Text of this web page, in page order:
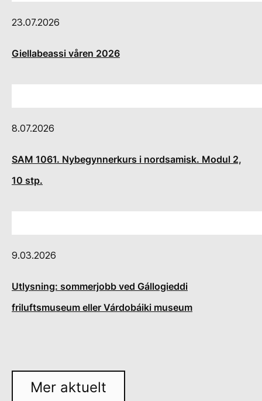
23.07.2026
Giellabeassi våren 2026
8.07.2026
SAM 1061. Nybegynnerkurs i nordsamisk. Modul 2,
10 stp.
9.03.2026
Utlysning: sommerjobb ved Gállogieddi
friluftsmuseum eller Várdobáiki museum
Mer aktuelt